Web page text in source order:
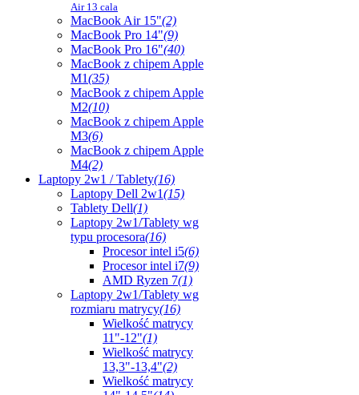
Air 13 cala
MacBook Air 15"(2)
MacBook Pro 14"(9)
MacBook Pro 16"(40)
MacBook z chipem Apple
M1(35)
MacBook z chipem Apple
M2(10)
MacBook z chipem Apple
M3(6)
MacBook z chipem Apple
M4(2)
Laptopy 2w1 / Tablety(16)
Laptopy Dell 2w1(15)
Tablety Dell(1)
Laptopy 2w1/Tablety wg
typu procesora(16)
Procesor intel i5(6)
Procesor intel i7(9)
AMD Ryzen 7(1)
Laptopy 2w1/Tablety wg
rozmiaru matrycy(16)
Wielkość matrycy
11"-12"(1)
Wielkość matrycy
13,3"-13,4"(2)
Wielkość matrycy